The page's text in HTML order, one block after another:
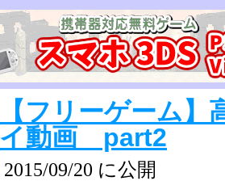
【フリーゲーム
イ動画 part2
2015/09/20 に公開